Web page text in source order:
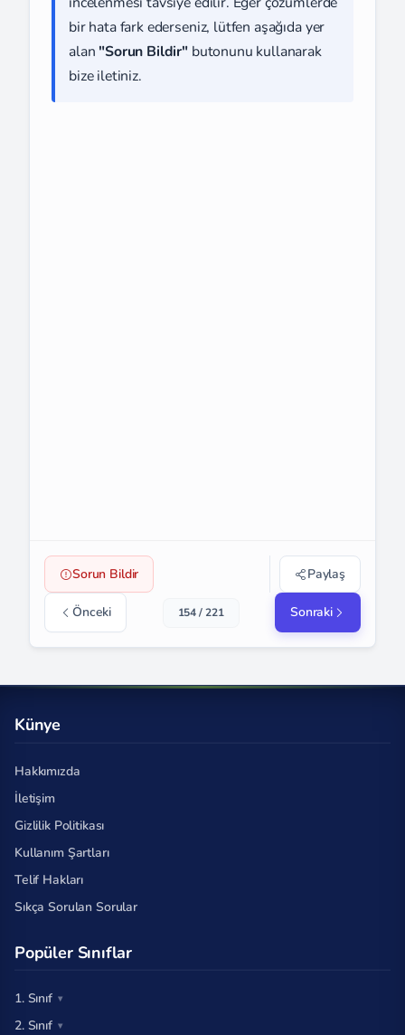
bir hata fark ederseniz, lütfen aşağıda yer
alan "Sorun Bildir" butonunu kullanarak
bize iletiniz.
Sorun Bildir Paylaş
Önceki 154 / 221 Sonraki
Künye
Hakkımızda
İletişim
Gizlilik Politikası
Kullanım Şartları
Telif Hakları
Sıkça Sorulan Sorular
Popüler Sınıflar
1. Sınıf
2. Sınıf